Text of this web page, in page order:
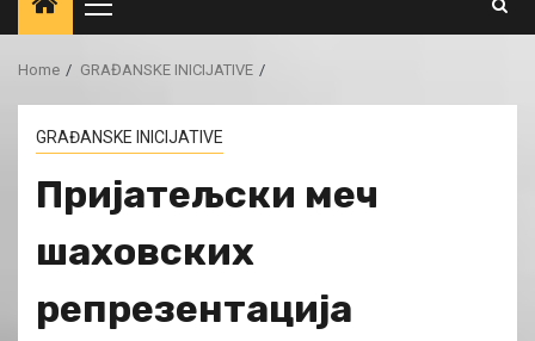
Primary
Menu
Home GRAĐANSKE INICIJATIVE
GRAĐANSKE INICIJATIVE
Пријатељски меч
шаховских
репрезентација